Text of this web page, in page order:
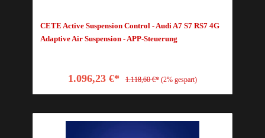
CETE Active Suspension Control - Audi A7 S7 RS7 4G
Adaptive Air Suspension - APP-Steuerung
1.096,23 €* 1.118,60 €* (2% gespart)